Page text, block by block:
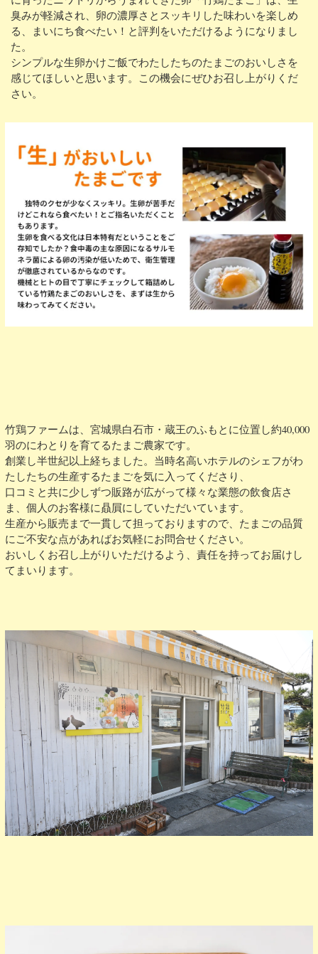
臭みが軽減され、卵の濃厚さとスッキリした味わいを楽しめ
る、まいにち食べたい！と評判をいただけるようになりまし
た。
シンプルな生卵かけご飯でわたしたちのたまごのおいしさを
感じてほしいと思います。この機会にぜひお召し上がりくだ
さい。
竹鶏ファームは、宮城県白石市・蔵王のふもとに位置し約40,000
羽のにわとりを育てるたまご農家です。
創業し半世紀以上経ちました。当時名高いホテルのシェフがわ
たしたちの生産するたまごを気に入ってくださり、
口コミと共に少しずつ販路が広がって様々な業態の飲食店さ
ま、個人のお客様に贔屓にしていただいています。
生産から販売まで一貫して担っておりますので、たまごの品質
にご不安な点があればお気軽にお問合せください。
おいしくお召し上がりいただけるよう、責任を持ってお届けし
てまいります。